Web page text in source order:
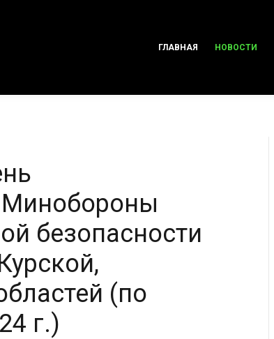
ГЛАВНАЯ НОВОСТИ
Минобороны
безопасности
(по
г.)